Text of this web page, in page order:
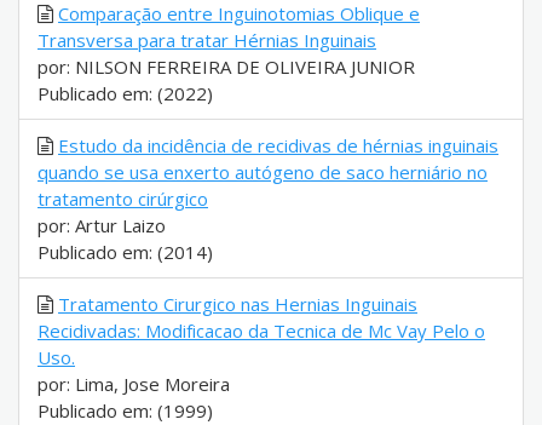
Comparação entre Inguinotomias Oblique e
Transversa para tratar Hérnias Inguinais
por: NILSON FERREIRA DE OLIVEIRA JUNIOR
Publicado em: (2022)
Estudo da incidência de recidivas de hérnias inguinais
quando se usa enxerto autógeno de saco herniário no
tratamento cirúrgico
por: Artur Laizo
Publicado em: (2014)
Tratamento Cirurgico nas Hernias Inguinais
Recidivadas: Modificacao da Tecnica de Mc Vay Pelo o
Uso.
por: Lima, Jose Moreira
Publicado em: (1999)